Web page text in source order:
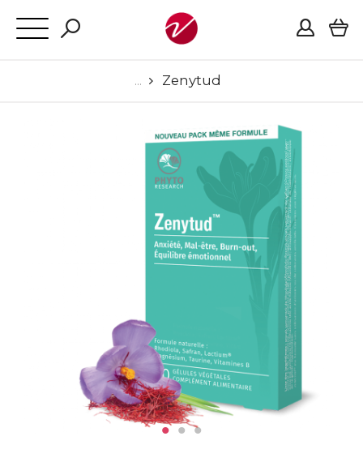
Zenytud